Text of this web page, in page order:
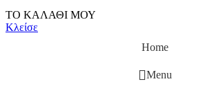
ΤΟ ΚΑΛΑΘΙ ΜΟΥ
Κλείσε
Home
Menu